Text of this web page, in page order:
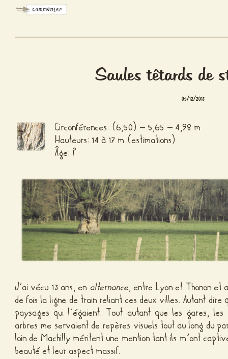
Saules têtards de
05/12/2013
Circonférences: (6,50) – 5,65 – 4,98 m
Hauteurs: 14 à 17 m (estimations)
Âge: ?
J’ai vécu 13 ans, en alternance, entre Lyon et Thonon et
de fois la ligne de train reliant ces deux villes. Autant
paysages qui l’égaient. Tout autant que les gares, les
arbres me servaient de repères visuels tout au long du
loin deMachilly méritent une mention tant ils m’ont
beautéet leur aspect massif.